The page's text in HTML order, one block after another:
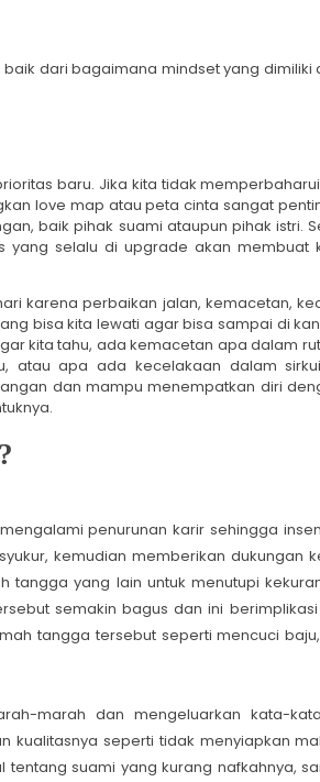
dari bagaimana mindset yang dimiliki
baru. Jika kita tidak
love map atau peta cinta sangat
baik pihak suami ataupun pihak istri.
selalu di upgrade akan membuat
karena perbaikan jalan, kemacetan,
bisa kita lewati agar bisa sampai di
kita tahu, ada kemacetan apa dalam
atau apa ada kecelakaan dalam
dan mampu menempatkan diri
penurunan karir sehingga
kemudian memberikan dukungan
yang lain untuk menutupi
semakin bagus dan ini
tangga tersebut seperti mencuci
marah dan mengeluarkan kata-
kualitasnya seperti tidak menyiapkan
suami yang kurang nafkahnya,